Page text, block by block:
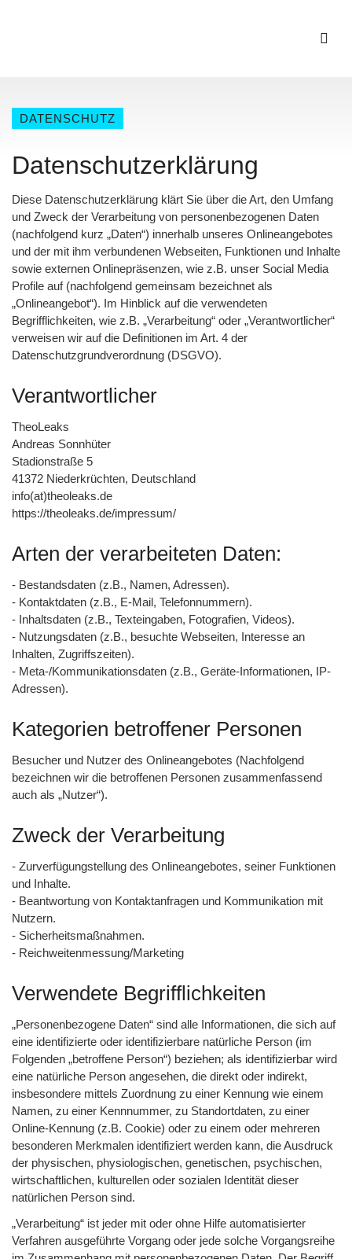
DATENSCHUTZ
Datenschutzerklärung
Diese Datenschutzerklärung klärt Sie über die Art, den Umfang
und Zweck der Verarbeitung von personenbezogenen Daten
(nachfolgend kurz „Daten“) innerhalb unseres Onlineangebotes
und der mit ihm verbundenen Webseiten, Funktionen und Inhalte
sowie externen Onlinepräsenzen, wie z.B. unser Social Media
Profile auf (nachfolgend gemeinsam bezeichnet als
„Onlineangebot“). Im Hinblick auf die verwendeten
Begrifflichkeiten, wie z.B. „Verarbeitung“ oder „Verantwortlicher“
verweisen wir auf die Definitionen im Art. 4 der
Datenschutzgrundverordnung (DSGVO).
Verantwortlicher
TheoLeaks
Andreas Sonnhüter
Stadionstraße 5
41372 Niederkrüchten, Deutschland
info(at)theoleaks.de
https://theoleaks.de/impressum/
Arten der verarbeiteten Daten:
- Bestandsdaten (z.B., Namen, Adressen).
- Kontaktdaten (z.B., E-Mail, Telefonnummern).
- Inhaltsdaten (z.B., Texteingaben, Fotografien, Videos).
- Nutzungsdaten (z.B., besuchte Webseiten, Interesse an
Inhalten, Zugriffszeiten).
- Meta-/Kommunikationsdaten (z.B., Geräte-Informationen, IP-
Adressen).
Kategorien betroffener Personen
Besucher und Nutzer des Onlineangebotes (Nachfolgend
bezeichnen wir die betroffenen Personen zusammenfassend
auch als „Nutzer“).
Zweck der Verarbeitung
- Zurverfügungstellung des Onlineangebotes, seiner Funktionen
und Inhalte.
- Beantwortung von Kontaktanfragen und Kommunikation mit
Nutzern.
- Sicherheitsmaßnahmen.
- Reichweitenmessung/Marketing
Verwendete Begrifflichkeiten
„Personenbezogene Daten“ sind alle Informationen, die sich auf
eine identifizierte oder identifizierbare natürliche Person (im
Folgenden „betroffene Person“) beziehen; als identifizierbar wird
eine natürliche Person angesehen, die direkt oder indirekt,
insbesondere mittels Zuordnung zu einer Kennung wie einem
Namen, zu einer Kennnummer, zu Standortdaten, zu einer
Online-Kennung (z.B. Cookie) oder zu einem oder mehreren
besonderen Merkmalen identifiziert werden kann, die Ausdruck
der physischen, physiologischen, genetischen, psychischen,
wirtschaftlichen, kulturellen oder sozialen Identität dieser
natürlichen Person sind.
„Verarbeitung“ ist jeder mit oder ohne Hilfe automatisierter
Verfahren ausgeführte Vorgang oder jede solche Vorgangsreihe